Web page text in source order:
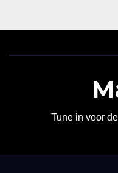
Tune in voor